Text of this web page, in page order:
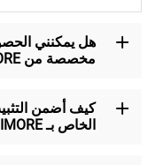
مخصصة من LUMIMORE؟
الخاص بـ LUMIMORE؟